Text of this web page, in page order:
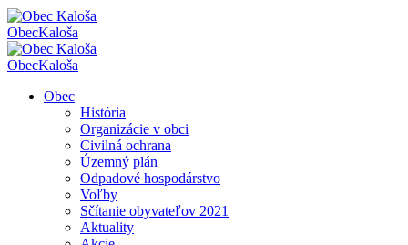
ObecKaloša
ObecKaloša
Obec
História
Organizácie v obci
Civilná ochrana
Územný plán
Odpadové hospodárstvo
Voľby
Sčítanie obyvateľov 2021
Aktuality